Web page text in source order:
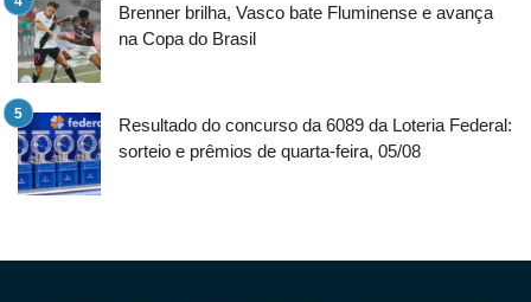
Brenner brilha, Vasco bate Fluminense e avança
na Copa do Brasil
Resultado do concurso da 6089 da Loteria Federal:
sorteio e prêmios de quarta-feira, 05/08